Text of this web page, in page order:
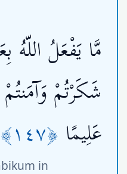
مَّا يَفْعَلُ اللّهُ
شَكَرْتُمْ
عَلِيمًا ﴿١٤٧﴾
in